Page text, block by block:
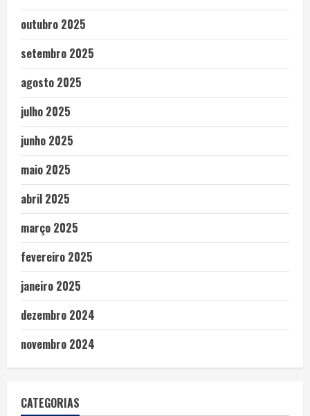
outubro 2025
setembro 2025
agosto 2025
julho 2025
junho 2025
maio 2025
abril 2025
março 2025
fevereiro 2025
janeiro 2025
dezembro 2024
novembro 2024
CATEGORIAS